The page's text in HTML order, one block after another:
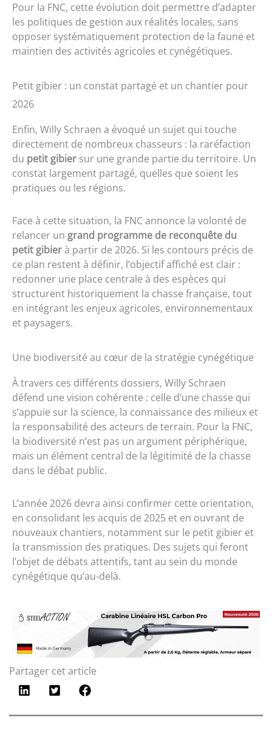
Pour la FNC, cette évolution doit permettre d’adapter
les politiques de gestion aux réalités locales, sans
opposer systématiquement protection de la faune et
maintien des activités agricoles et cynégétiques.
Petit gibier : un constat partagé et un chantier pour
2026
Enfin, Willy Schraen a évoqué un sujet qui touche
directement de nombreux chasseurs : la raréfaction
du petit gibier sur une grande partie du territoire. Un
constat largement partagé, quelles que soient les
pratiques ou les régions.
Face à cette situation, la FNC annonce la volonté de
relancer un grand programme de reconquête du
petit gibierà partir de 2026. Si les contours précis de
ce plan restent à définir, l’objectif affiché est clair :
redonner une place centrale à des espèces qui
structurent historiquement la chasse française, tout
en intégrant les enjeux agricoles, environnementaux
et paysagers.
Une biodiversité au cœur de la stratégie cynégétique
À travers ces différents dossiers, Willy Schraen
défend une vision cohérente : celle d’une chasse qui
s’appuie sur la science, la connaissance des milieux et
la responsabilité des acteurs de terrain. Pour la FNC,
la biodiversité n’est pas un argument périphérique,
mais un élément central de la légitimité de la chasse
dans le débat public.
L’année 2026 devra ainsi confirmer cette orientation,
en consolidant les acquis de 2025 et en ouvrant de
nouveaux chantiers, notamment sur le petit gibier et
la transmission des pratiques. Des sujets qui feront
l’objet de débats attentifs, tant au sein du monde
cynégétique qu’au-delà.
Partager cet article